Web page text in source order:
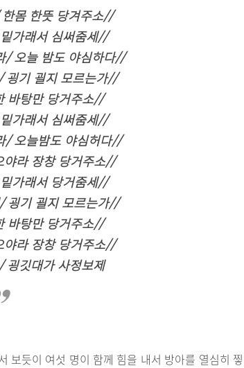
몸 한뜻 당겨주소//
가래서 심써줌세//
/ 오늘 밤도 야심하다//
굉기 괼지 모르는가//
바탕만 당거주소//
가래서 심써줌세//
/ 오늘밤도 야심허다//
야라 장창 당거주소//
가래서 당거줌세//
굉기 괼지 모르는가//
바탕만 당거주소//
야라 장창 당거주소//
굉깃대가 사정보제
보듯이 여섯 명이 함께 힘을 내서 방아를 열심히 찧